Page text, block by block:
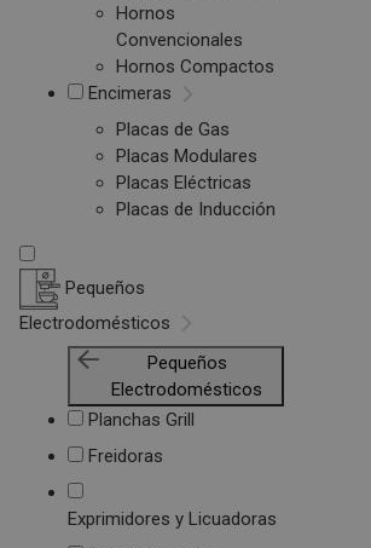
Hornos
Convencionales
Hornos Compactos
Encimeras
Placas de Gas
Placas Modulares
Placas Eléctricas
Placas de Inducción
Pequeños
Electrodomésticos
Pequeños
Electrodomésticos
Planchas Grill
Freidoras
Exprimidores y Licuadoras